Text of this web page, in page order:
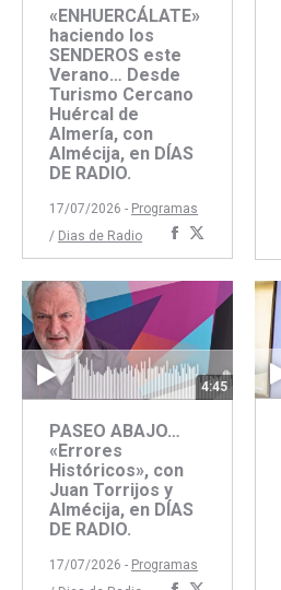
«ENHUERCÁLATE»
haciendo los
SENDEROS este
Verano… Desde
Turismo Cercano
Huércal de
Almería, con
Almécija, en DÍAS
DE RADIO.
17/07/2026 - Programas
/ Dias de Radio
Compartir
con
Facebook
con
Twitter
4:45
PASEO ABAJO…
«Errores
Históricos», con
Juan Torrijos y
Almécija, en DÍAS
DE RADIO.
17/07/2026 - Programas